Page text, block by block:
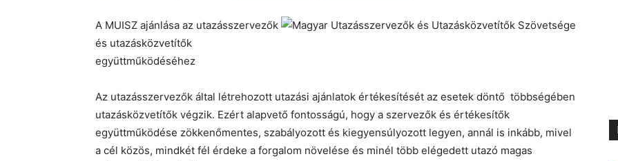
A MUISZ ajánlása az utazásszervezők
és utazásközvetítők
együttműködéséhez
Az utazásszervezők által létrehozott utazási ajánlatok értékesítését az esetek döntő többségében
utazásközvetítők végzik. Ezért alapvető fontosságú, hogy a szervezők és értékesítők
együttműködése zökkenőmentes, szabályozott és kiegyensúlyozott legyen, annál is inkább, mivel
a cél közös, mindkét fél érdeke a forgalom növelése és minél több elégedett utazó magas